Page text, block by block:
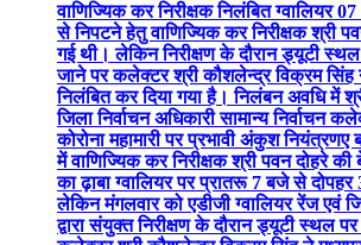
वाणिज्यिक कर निरीक्षक निलंबित ग्वालियर 07
से निपटने हेतु वाणिज्यिक कर निरीक्षक श्री
गई थी। लेकिन निरीक्षण के दौरान ड्यूटी
जाने पर कलेक्टर श्री कौशलेन्द्र विक्रम सिंह
निलंबित कर दिया गया है। निलंबन अवधि में
जिला निर्वाचन अधिकारी सामान्य निर्वाचन
कोरोना महामारी पर प्रभावी अंकुश
में वाणिज्यिक कर निरीक्षक श्री पवन दोहरे की
का ढ़ाबा ग्वालियर पर प्रातरू 7 बजे से
लेकिन मंगलवार को एडीजी ग्वालियर रेंज एवं
द्वारा संयुक्त निरीक्षण के दौरान ड्यूटी स्थल